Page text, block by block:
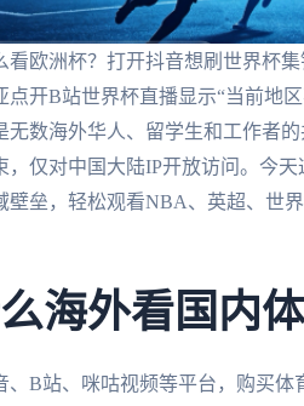
看欧洲杯？打开抖音想刷世界杯
点开B站世界杯直播显示“当前地
数海外华人、留学生和工作者的
，仅对中国大陆IP开放访问。今
壁垒，轻松观看NBA、英超、世
海外看国内
、B站、咪咕视频等平台，购买